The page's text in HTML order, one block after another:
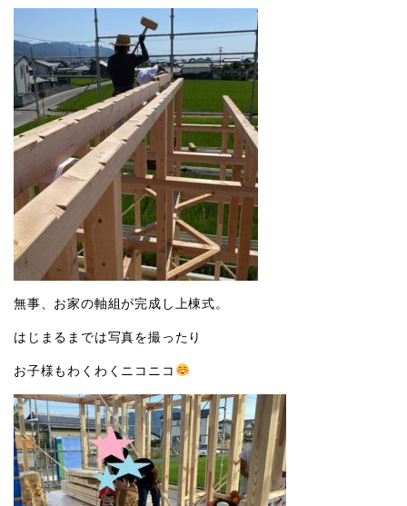
無事、お家の軸組が完成し上棟式。
はじまるまでは写真を撮ったり
お子様もわくわくニコニコ